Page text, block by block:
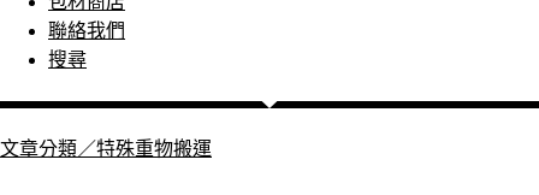
聯絡我們
搜尋
文章分類／特殊重物搬運